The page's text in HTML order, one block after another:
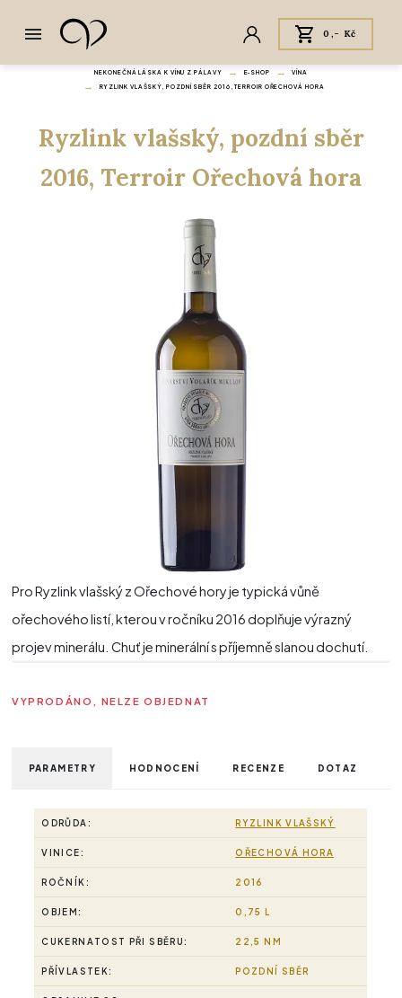
0,- Kč
NEKONEČNÁ LÁSKA K VÍNU Z PÁLAVY E‑SHOP VÍNA
RYZLINK VLAŠSKÝ, POZDNÍ SBĚR 2016, TERROIR OŘECHOVÁ HORA
Ryzlink vlašský, pozdní sběr
2016, Terroir Ořechová hora
Pro Ryzlink vlašský z Ořechové hory je typická vůně
ořechového listí, kterou v ročníku 2016 doplňuje výrazný
projev minerálu. Chuť je minerální s příjemně slanou dochutí.
VYPRODÁNO, NELZE OBJEDNAT
PARAMETRY HODNOCENÍ RECENZE DOTAZ
ODRŮDA: RYZLINK VLAŠSKÝ
VINICE: OŘECHOVÁ HORA
ROČNÍK: 2016
OBJEM: 0,75 L
CUKERNATOST PŘI SBĚRU: 22,5 NM
PŘÍVLASTEK: POZDNÍ SBĚR